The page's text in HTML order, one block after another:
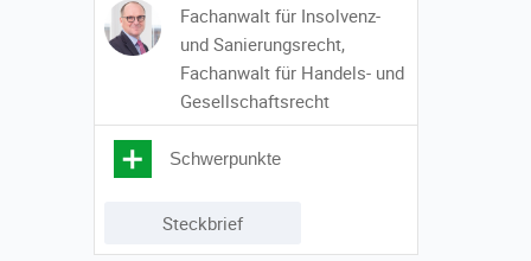
Fachanwalt für Insolvenz-
und Sanierungsrecht,
Fachanwalt für Handels- und
Gesellschaftsrecht
Schwerpunkte
Steckbrief